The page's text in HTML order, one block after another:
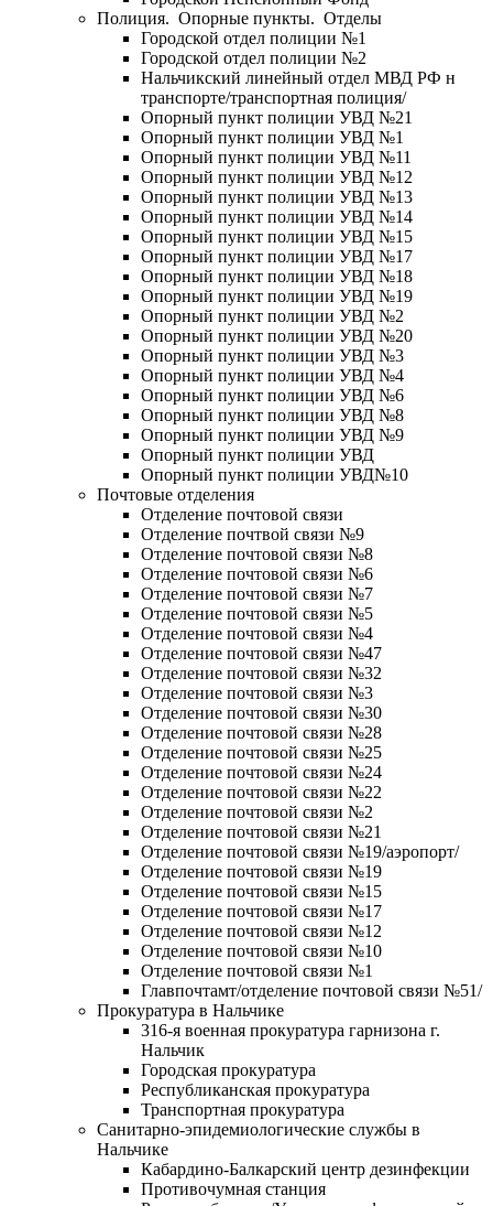
Полиция. Опорные пункты. Отделы
Городской отдел полиции №1
Городской отдел полиции №2
Нальчикский линейный отдел МВД РФ н
транспорте/транспортная полиция/
Опорный пункт полиции УВД №21
Опорный пункт полиции УВД №1
Опорный пункт полиции УВД №11
Опорный пункт полиции УВД №12
Опорный пункт полиции УВД №13
Опорный пункт полиции УВД №14
Опорный пункт полиции УВД №15
Опорный пункт полиции УВД №17
Опорный пункт полиции УВД №18
Опорный пункт полиции УВД №19
Опорный пункт полиции УВД №2
Опорный пункт полиции УВД №20
Опорный пункт полиции УВД №3
Опорный пункт полиции УВД №4
Опорный пункт полиции УВД №6
Опорный пункт полиции УВД №8
Опорный пункт полиции УВД №9
Опорный пункт полиции УВД
Опорный пункт полиции УВД№10
Почтовые отделения
Отделение почтовой связи
Отделение почтвой связи №9
Отделение почтовой связи №8
Отделение почтовой связи №6
Отделение почтовой связи №7
Отделение почтовой связи №5
Отделение почтовой связи №4
Отделение почтовой связи №47
Отделение почтовой связи №32
Отделение почтовой связи №3
Отделение почтовой связи №30
Отделение почтовой связи №28
Отделение почтовой связи №25
Отделение почтовой связи №24
Отделение почтовой связи №22
Отделение почтовой связи №2
Отделение почтовой связи №21
Отделение почтовой связи №19/аэропорт/
Отделение почтовой связи №19
Отделение почтовой связи №15
Отделение почтовой связи №17
Отделение почтовой связи №12
Отделение почтовой связи №10
Отделение почтовой связи №1
Главпочтамт/отделение почтовой связи №51/
Прокуратура в Нальчике
316-я военная прокуратура гарнизона г.
Нальчик
Городская прокуратура
Республиканская прокуратура
Транспортная прокуратура
Санитарно-эпидемиологические службы в
Нальчике
Кабардино-Балкарский центр дезинфекции
Противочумная станция